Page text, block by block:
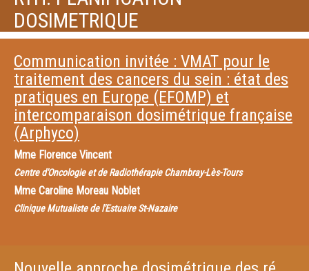
DOSIMETRIQUE
Communication invitée : VMAT pour le
traitement des cancers du sein : état des
pratiques en Europe (EFOMP) et
intercomparaison dosimétrique française
(Arphyco)
Mme Florence Vincent
Centre d'Oncologie et de Radiothérapie Chambray-Lès-Tours
Mme Caroline Moreau Noblet
Clinique Mutualiste de l'Estuaire St-Nazaire